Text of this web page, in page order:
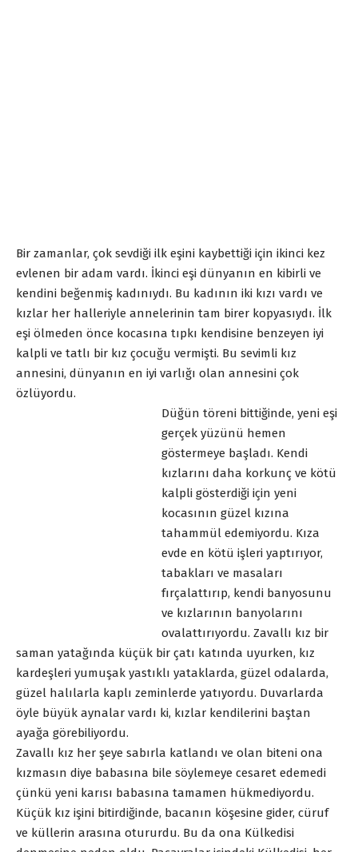
Bir zamanlar, çok sevdiği ilk eşini kaybettiği için ikinci kez
evlenen bir adam vardı. İkinci eşi dünyanın en kibirli ve
kendini beğenmiş kadınıydı. Bu kadının iki kızı vardı ve
kızlar her halleriyle annelerinin tam birer kopyasıydı. İlk
eşi ölmeden önce kocasına tıpkı kendisine benzeyen iyi
kalpli ve tatlı bir kız çocuğu vermişti. Bu sevimli kız
annesini, dünyanın en iyi varlığı olan annesini çok
özlüyordu.
Düğün töreni bittiğinde, yeni eşi
gerçek yüzünü hemen
göstermeye başladı. Kendi
kızlarını daha korkunç ve kötü
kalpli gösterdiği için yeni
kocasının güzel kızına
tahammül edemiyordu. Kıza
evde en kötü işleri yaptırıyor,
tabakları ve masaları
fırçalattırıp, kendi banyosunu
ve kızlarının banyolarını
ovalattırıyordu. Zavallı kız bir
saman yatağında küçük bir çatı katında uyurken, kız
kardeşleri yumuşak yastıklı yataklarda, güzel odalarda,
güzel halılarla kaplı zeminlerde yatıyordu. Duvarlarda
öyle büyük aynalar vardı ki, kızlar kendilerini baştan
ayağa görebiliyordu.
Zavallı kız her şeye sabırla katlandı ve olan biteni ona
kızmasın diye babasına bile söylemeye cesaret edemedi
çünkü yeni karısı babasına tamamen hükmediyordu.
Küçük kız işini bitirdiğinde, bacanın köşesine gider, cüruf
ve küllerin arasına otururdu. Bu da ona Külkedisi